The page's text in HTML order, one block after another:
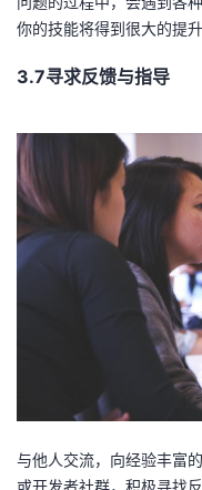
你的技能将得到很大的提升
3.7寻求反馈与指导
与他人交流，向经验丰富